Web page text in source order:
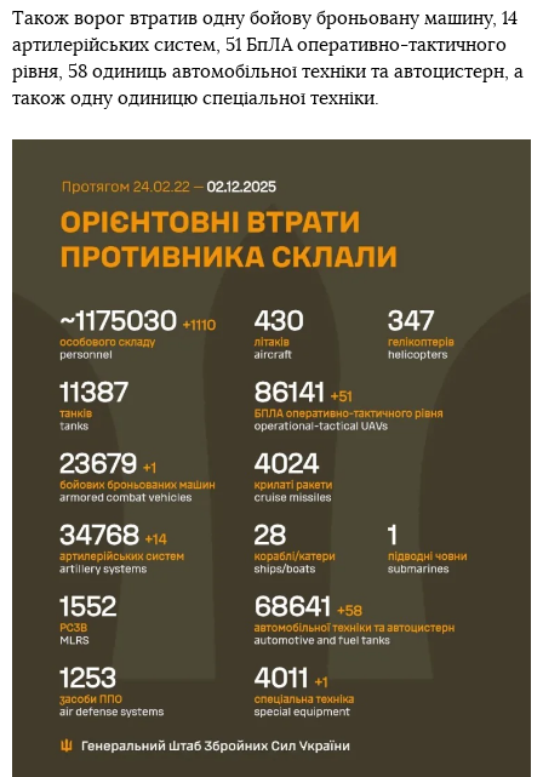
Також ворог втратив одну бойову броньовану машину, 14
артилерійських систем, 51 БпЛА оперативно-тактичного
рівня, 58 одиниць автомобільної техніки та автоцистерн, а
також одну одиницю спеціальної техніки.